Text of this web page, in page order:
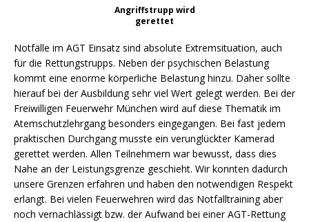
Angriffstrupp wird
gerettet
Notfälle im AGT Einsatz sind absolute Extremsituation, auch
für die Rettungstrupps. Neben der psychischen Belastung
kommt eine enorme körperliche Belastung hinzu. Daher sollte
hierauf bei der Ausbildung sehr viel Wert gelegt werden. Bei der
Freiwilligen Feuerwehr München wird auf diese Thematik im
Atemschutzlehrgang besonders eingegangen. Bei fast jedem
praktischen Durchgang musste ein verunglückter Kamerad
gerettet werden. Allen Teilnehmern war bewusst, dass dies
Nahe an der Leistungsgrenze geschieht. Wir konnten dadurch
unsere Grenzen erfahren und haben den notwendigen Respekt
erlangt. Bei vielen Feuerwehren wird das Notfalltraining aber
noch vernachlässigt bzw. der Aufwand bei einer AGT-Rettung